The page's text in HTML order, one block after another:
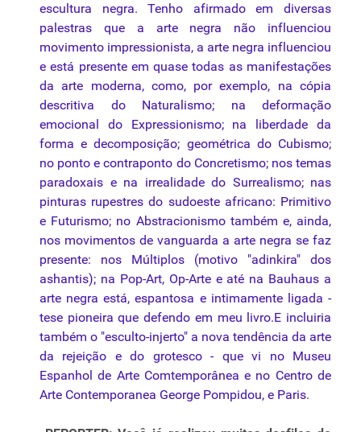
escultura negra. Tenho afirmado em diversas
palestras que a arte negra não influenciou
movimento impressionista, a arte negra influenciou
e está presente em quase todas as manifestações
da arte moderna, como, por exemplo, na cópia
descritiva do Naturalismo; na deformação
emocional do Expressionismo; na liberdade da
forma e decomposição; geométrica do Cubismo;
no ponto e contraponto do Concretismo; nos temas
paradoxais e na irrealidade do Surrealismo; nas
pinturas rupestres do sudoeste africano: Primitivo
e Futurismo; no Abstracionismotambém e, ainda,
nos movimentos de vanguarda a arte negra se faz
presente: nos Múltiplos (motivo "adinkira" dos
ashantis); na Pop-Art, Op-Arte e até na Bauhaus a
arte negra está, espantosa e intimamente ligada -
tese pioneira que defendo em meu livro.E incluiria
também o "esculto-injerto" a nova tendência da arte
da rejeição e do grotesco - que vi no Museu
Espanhol de Arte Comtemporânea e no Centro de
Arte Contemporanea George Pompidou, e Paris.